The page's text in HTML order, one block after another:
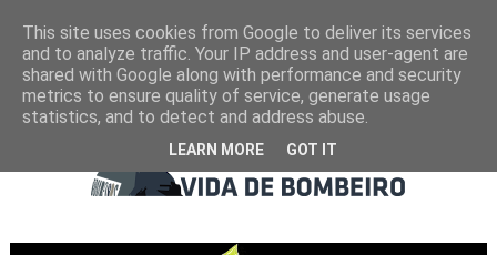
This site uses cookies from Google to deliver its services
and to analyze traffic. Your IP address and user-agent are
shared with Google along with performance and security
metrics to ensure quality of service, generate usage
statistics, and to detect and address abuse.
LEARN MORE GOT IT